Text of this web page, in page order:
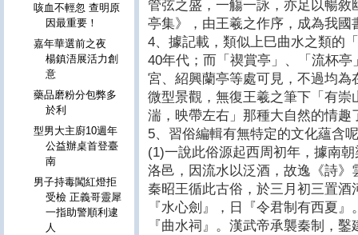
管弦之盛，一觴一詠，亦足以暢
亭集》，由王羲之作序，成為我國
4、據記載，類似上巳曲水之類的
40年代；而「禊賞亭」、「流杯
宮、紹興蘭亭等處可見，不過均
微型景觀，無復王羲之筆下「有
湍，映帶左右」那種大自然的情趣
5、習俗編輯有無特定的文化蘊含
(1)一說此俗源起西周初年，據南
洛邑，因流水以泛酒，故逸《詩
秦昭王循此古俗，於三月初三置
『水心劍』，日『令君制有西夏
『曲水祠』。漢武帝承襲秦制，
咳血不輕忽 查明原
因最重要！
嘉年華選前之夜
楊鎮浯展活力創
意
藥品磨粉分包弊多
於利
型男大主廚10週年
公益辦桌首登臺
南
男子持毒闖紅燈拒
受檢 正義哥靈犀
一指助警順利逮
人